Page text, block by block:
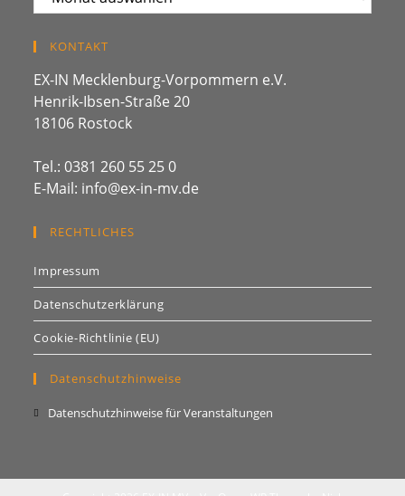
KONTAKT
EX-IN Mecklenburg-Vorpommern e.V.
Henrik-Ibsen-Straße 20
18106 Rostock
Tel.: 0381 260 55 25 0
E-Mail: info@ex-in-mv.de
RECHTLICHES
Impressum
Datenschutzerklärung
Cookie-Richtlinie (EU)
Datenschutzhinweise
Datenschutzhinweise für Veranstaltungen